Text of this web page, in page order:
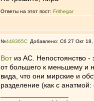
Ответы на этот пост: Frithegar
№448365 Добавлено: Сб 27 Окт
Вотиз АС. Непостоянство -
от большего к меньшему и
вида, что они мирские и
разделение (как с